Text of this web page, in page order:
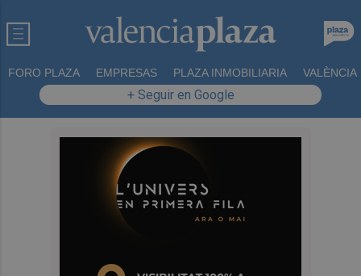
FORO PLAZA EMPRESAS PLAZA INMOBILIARIA VALÈNCIA
+ Seguir en Google